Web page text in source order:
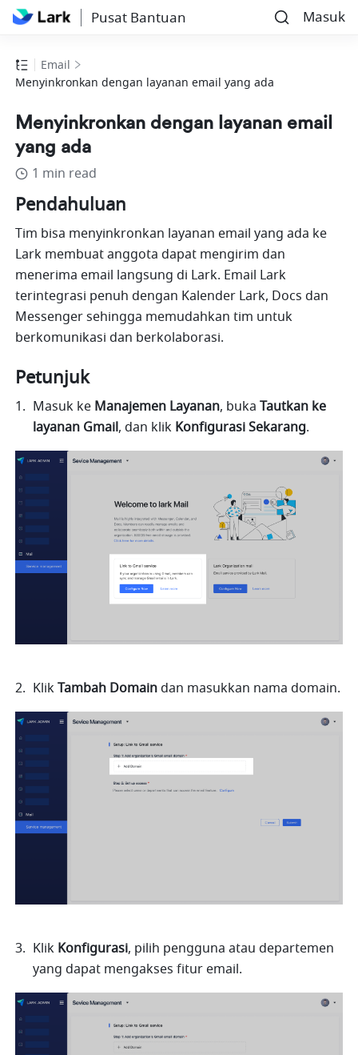
Pusat Bantuan Masuk
Email
Menyinkronkan dengan layanan email yang ada
Menyinkronkan dengan layanan email
yang ada
1 min read
Pendahuluan
Tim bisa menyinkronkan layanan email yang ada ke
Lark membuat anggota dapat mengirim dan
menerima email langsung di Lark. Email Lark
terintegrasi penuh dengan Kalender Lark, Docs dan
Messenger sehingga memudahkan tim untuk
berkomunikasi dan berkolaborasi.
Petunjuk
Masuk ke Manajemen Layanan, buka Tautkan ke
layanan Gmail, dan klik Konfigurasi Sekarang.
Klik Tambah Domain dan masukkan nama domain.
Klik Konfigurasi, pilih pengguna atau departemen
yang dapat mengakses fitur email.